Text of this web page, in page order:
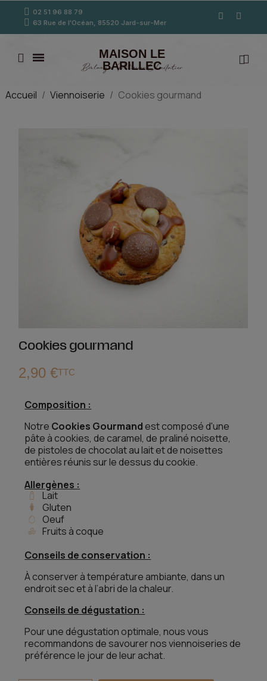
02 51 96 88 79
63 Rue de l'Océan, 85520 Jard-sur-Mer
MAISON LE
BARILLEC
Boulanger Pâtissier Chocolatier
Accueil Viennoiserie Cookies gourmand
Cookies gourmand
2,90 €TTC
Composition :
Notre Cookies Gourmand est composé d'une
pâte à cookies, de caramel, de praliné noisette,
de pistoles de chocolat au lait et de noisettes
entières réunis sur le dessus du cookie.
Allergènes :
Lait
Gluten
Oeuf
Fruits à coque
Conseils de conservation :
À conserver à température ambiante, dans un
endroit sec et à l’abri de la chaleur.
Conseils de dégustation :
Pour une dégustation optimale, nous vous
recommandons de savourer nos viennoiseries de
préférence le jour de leur achat.